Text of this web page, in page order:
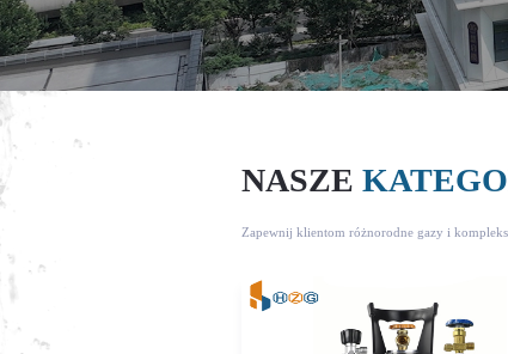
NASZE
Zapewnij klientom różnorodne gazy i